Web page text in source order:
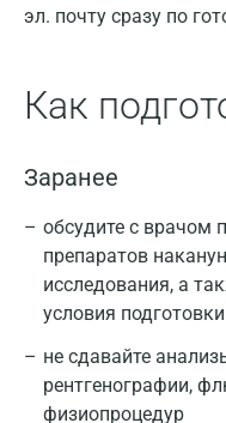
эл. почту сразу по
Как
Заранее
обсудите с врачом
препаратов
исследования, а
условия подготовки
не сдавайте
рентгенографии,
физиопроцедур